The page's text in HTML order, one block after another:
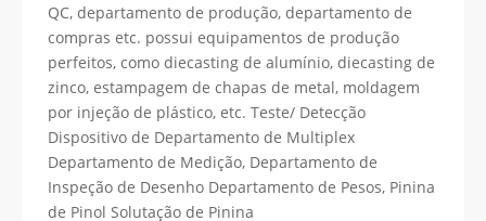
QC, departamento de produção, departamento de
compras etc. possui equipamentos de produção
perfeitos, como diecasting de alumínio, diecasting de
zinco, estampagem de chapas de metal, moldagem
por injeção de plástico, etc. Teste/ Detecção
Dispositivo de Departamento de Multiplex
Departamento de Medição, Departamento de
Inspeção de Desenho Departamento de Pesos, Pinina
de Pinol Solutação de Pinina